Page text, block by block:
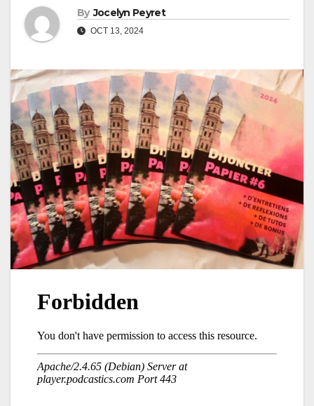
By Jocelyn Peyret
OCT 13, 2024